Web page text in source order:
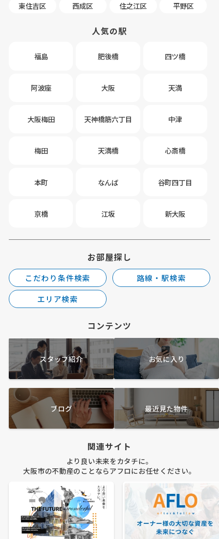
東住吉区
西成区 住之江区 平野区
人気の駅
福島 肥後橋 四ツ橋
阿波座 大阪 天満
大阪梅田 天神橋筋六丁目 中津
梅田 天満橋 心斎橋
本町 なんば 谷町四丁目
京橋 江坂 新大阪
お部屋探し
こだわり条件検索
路線・駅検索
エリア検索
コンテンツ
スタッフ紹介 お気に入り
ブログ 最近見た物件
関連サイト
より良い未来をカタチに。
大阪市の不動産のことならアフロにお任せください。